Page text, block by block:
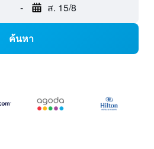
- ส. 15/8
ค้นหา